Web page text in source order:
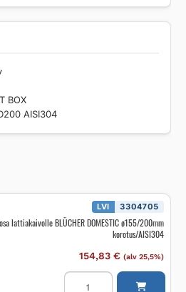
BOX
AISI304
LVI 3304705
lattiakaivolle BLÜCHER DOMESTIC ø155/200mm
korotus/AISI304
154,83 € (alv 25,5%)
Yläosa
lattiakaivolle